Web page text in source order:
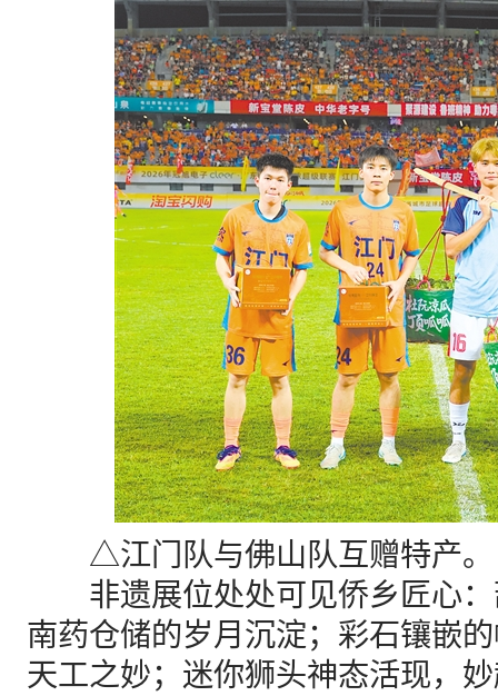
△江门队与佛山队互赠特产。
非遗展位处处可见侨乡匠心：
南药仓储的岁月沉淀；彩石镶嵌
天工之妙；迷你狮头神态活现，